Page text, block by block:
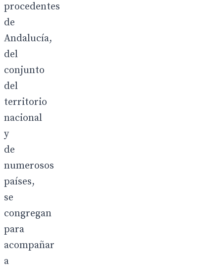
procedentes
de
Andalucía,
del
conjunto
del
territorio
nacional
y
de
numerosos
países,
se
congregan
para
acompañar
a